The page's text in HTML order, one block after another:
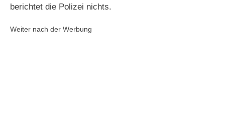
berichtet die Polizei nichts.
Weiter nach der Werbung